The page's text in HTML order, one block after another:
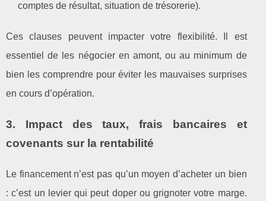
comptes de résultat, situation de trésorerie).
Ces clauses peuvent impacter votre flexibilité. Il est
essentiel de les négocier en amont, ou au minimum de
bien les comprendre pour éviter les mauvaises surprises
en cours d’opération.
3. Impact des taux, frais bancaires et
covenants sur la rentabilité
Le financement n’est pas qu’un moyen d’acheter un bien
: c’est un levier qui peut doper ou grignoter votre marge.